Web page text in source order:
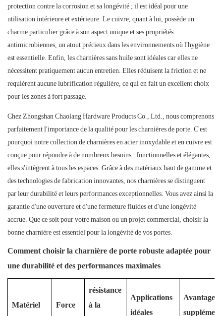
protection contre la corrosion et sa longévité ; il est idéal pour une
utilisation intérieure et extérieure. Le cuivre, quant à lui, possède un
charme particulier grâce à son aspect unique et ses propriétés
antimicrobiennes, un atout précieux dans les environnements où l'hygiène
est essentielle. Enfin, les charnières sans huile sont idéales car elles ne
nécessitent pratiquement aucun entretien. Elles réduisent la friction et ne
requièrent aucune lubrification régulière, ce qui en fait un excellent choix
pour les zones à fort passage.
Chez Zhongshan Chaolang Hardware Products Co., Ltd., nous comprenons
parfaitement l'importance de la qualité pour les charnières de porte. C'est
pourquoi notre collection de charnières en acier inoxydable et en cuivre est
conçue pour répondre à de nombreux besoins : fonctionnelles et élégantes,
elles s'intègrent à tous les espaces. Grâce à des matériaux haut de gamme et
des technologies de fabrication innovantes, nos charnières se distinguent
par leur durabilité et leurs performances exceptionnelles. Vous avez ainsi la
garantie d'une ouverture et d'une fermeture fluides et d'une longévité
accrue. Que ce soit pour votre maison ou un projet commercial, choisir la
bonne charnière est essentiel pour la longévité de vos portes.
Comment choisir la charnière de porte robuste adaptée pour
une durabilité et des performances maximales
Matériel Force
résistance
à la
Applications
idéales
Avantages